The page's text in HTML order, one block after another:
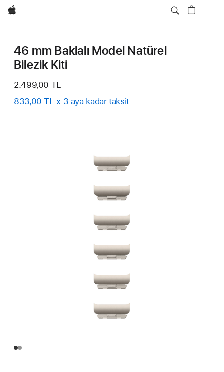
wzlhp
46 mm Baklalı Model Natürel
Bilezik Kiti
2.499,00 TL
833,00 TL x 3 aya kadar taksit